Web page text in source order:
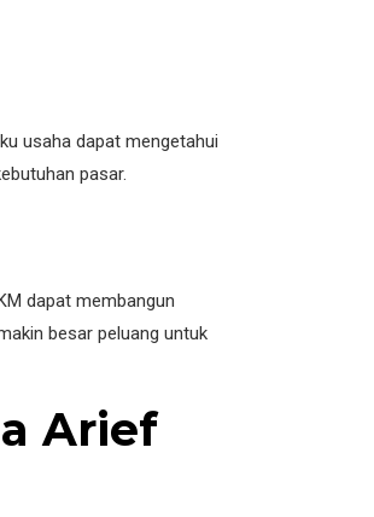
usaha dapat mengetahui
pasar.
dapat membangun
besar peluang untuk
Arief